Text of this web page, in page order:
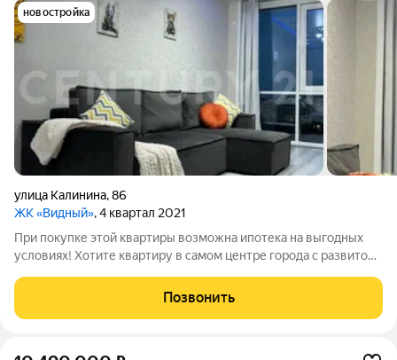
новостройка
улица Калинина,86
ЖК «Видный», 4 квартал 2021
При покупке этой квартиры возможна ипотека на выгодных
условиях! Хотите квартиру в самом центре города с развитой
повезло!!! ПРОДАЕТСЯ: Просторная 2-х комнатная квартира в
центре города города
Позвонить